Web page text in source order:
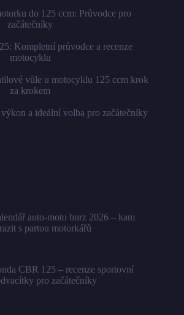
do 125 ccm: Průvodce pro
začátečníky
Kompletní průvodce a recenze
motocyklu
vůle u motocyklu 125 ccm krok
za krokem
a ideální volba pro začátečníky
auto-moto burz 2026 – kam
s partou motorkářů
CBR 125 – recenze sportovní
pro začátečníky